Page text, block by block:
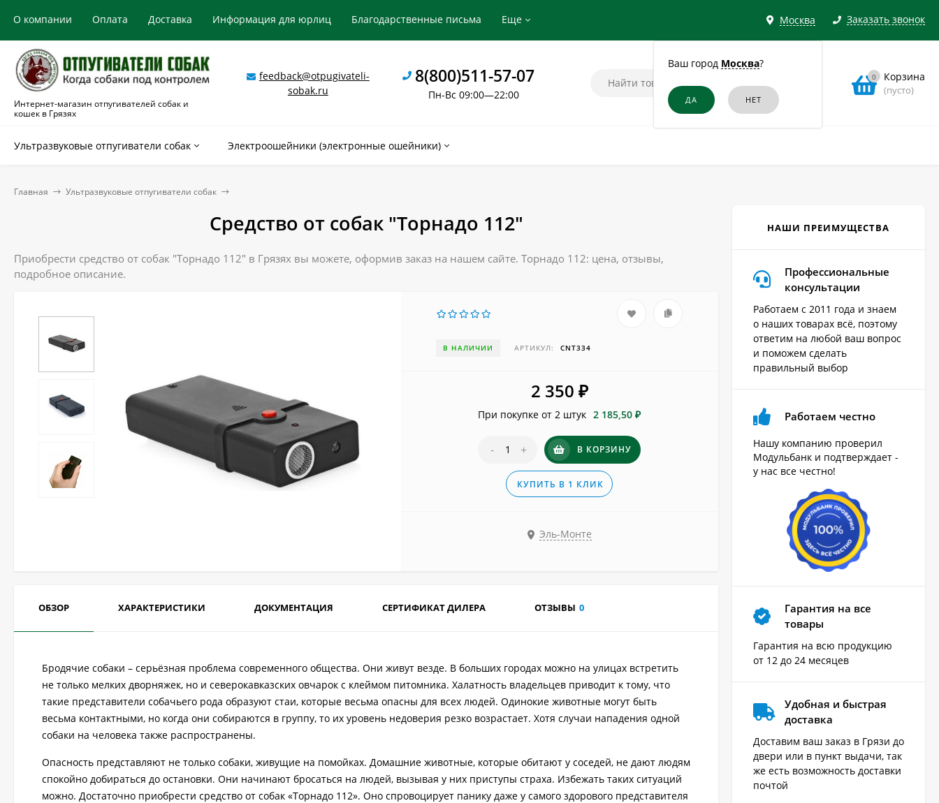
Москва
Ваш город Москва?
Заказать звонок
О компании Оплата Доставка Информация для юрлиц Благодарственные письма Еще
Интернет-магазин отпугивателей собак и
кошек в Грязях
feedback@otpugivateli-
sobak.ru
8(800)511-57-07
Пн-Вс 09:00—22:00
0 Корзина
(пусто)
Ультразвуковые отпугиватели собак Электроошейники (электронные ошейники)
Главная Ультразвуковые отпугиватели собак
Средство от собак "Торнадо 112"
Приобрести средство от собак "Торнадо 112" в Грязях вы можете, оформив заказ на нашем сайте. Торнадо 112: цена, отзывы,
подробное описание.
В НАЛИЧИИ АРТИКУЛ: CNT334
2 350 ₽
При покупке от 2 штук 2 185,50 ₽
- + В КОРЗИНУ
КУПИТЬ В 1 КЛИК
Эль-Монте
ОБЗОР ХАРАКТЕРИСТИКИ ДОКУМЕНТАЦИЯ СЕРТИФИКАТ ДИЛЕРА ОТЗЫВЫ 0
Бродячие собаки – серьёзная проблема современного общества. Они живут везде. В больших городах можно на улицах встретить
не только мелких дворняжек, но и северокавказских овчарок с клеймом питомника. Халатность владельцев приводит к тому, что
такие представители собачьего рода образуют стаи, которые весьма опасны для всех людей. Одинокие животные могут быть
весьма контактными, но когда они собираются в группу, то их уровень недоверия резко возрастает. Хотя случаи нападения одной
собаки на человека также распространены.
Опасность представляют не только собаки, живущие на помойках. Домашние животные, которые обитают у соседей, не дают людям
спокойно добираться до остановки. Они начинают бросаться на людей, вызывая у них приступы страха. Избежать таких ситуаций
можно. Достаточно приобрести cредство от собак «Торнадо 112». Оно спровоцирует панику даже у самого здорового представителя
НАШИ ПРЕИМУЩЕСТВА
Профессиональные
консультации
Работаем с 2011 года и знаем
о наших товарах всё, поэтому
ответим на любой ваш вопрос
и поможем сделать
правильный выбор
Работаем честно
Нашу компанию проверил
Модульбанк и подтверждает -
у нас все честно!
Гарантия на все
товары
Гарантия на всю продукцию
от 12 до 24 месяцев
Удобная и быстрая
доставка
Доставим ваш заказ в Грязи до
двери или в пункт выдачи, так
же есть возможность доставки
почтой